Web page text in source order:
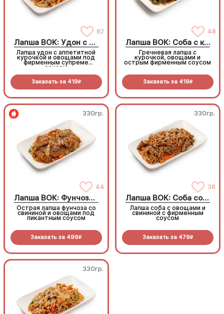
82
Лапша ВОК: Удон с курицей
Лапша удон с аппетитной
курочкой и овощами под
фирменным супреме
соусом
Заказать за 419R
48
Лапша ВОК: Соба с курицей
Гречневая лапша с
курочкой, овощами и
острым фирменным соусом
Заказать за 419R
330гр.
44
Лапша ВОК: Фунчоза со свининой
Острая лапша фунчоза со
свининой и овощами под
пикантным соусом
Заказать за 499R
330гр.
38
Лапша ВОК: Соба со свининой
Лапша соба с овощами и
свининой с фирменным
соусом
Заказать за 479R
330гр.